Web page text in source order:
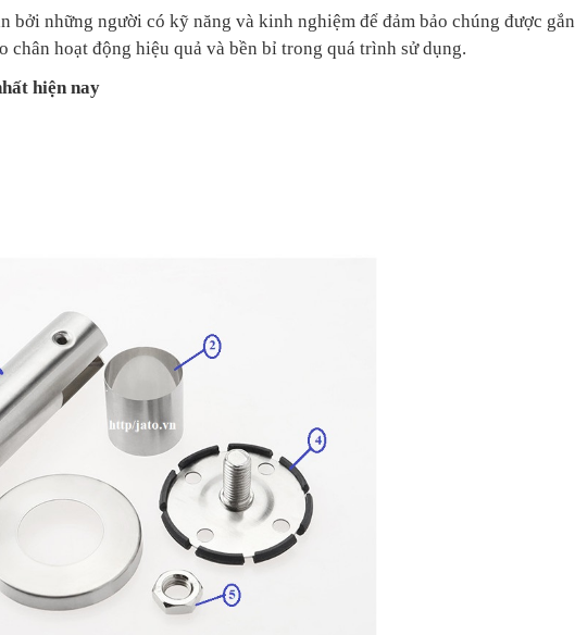
bởi những người có kỹ năng và kinh nghiệm để đảm bảo chúng được gắn
chân hoạt động hiệu quả và bền bỉ trong quá trình sử dụng.
hiện nay